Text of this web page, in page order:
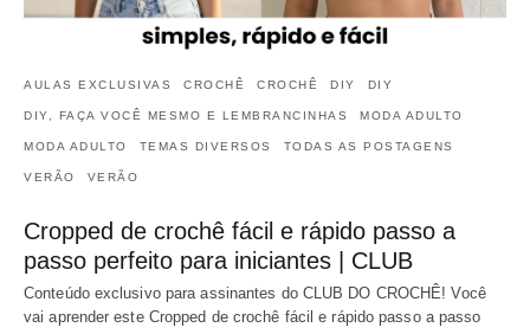
AULAS EXCLUSIVAS CROCHÊ CROCHÊ DIY DIY
DIY, FAÇA VOCÊ MESMO E LEMBRANCINHAS MODA ADULTO
MODA ADULTO TEMAS DIVERSOS TODAS AS POSTAGENS
VERÃO VERÃO
Cropped de crochê fácil e rápido passo a
passo perfeito para iniciantes | CLUB
Conteúdo exclusivo para assinantes do CLUB DO CROCHÊ! Você
vai aprender este Cropped de crochê fácil e rápido passo a passo